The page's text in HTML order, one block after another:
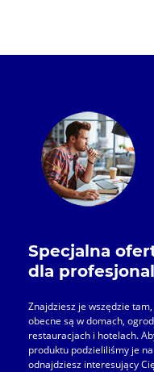
Specjalna
dla
Znajdziesz je wszędzie
obecne są w domach,
restauracjach i hotelach.
produktu podzieliliśmy je
odnajdziesz interesujący